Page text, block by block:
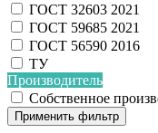
ГОСТ 32603 2021
ГОСТ 59685 2021
ГОСТ 56590 2016
ТУ
Производитель
Собственное
Применить фильтр